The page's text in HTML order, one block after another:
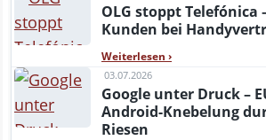
OLG stoppt
Kunden bei
Weiterlesen ›
03.07.2026
Google unter Druck –
Android-Knebelung
Riesen